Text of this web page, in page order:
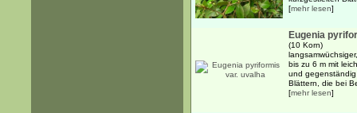
[mehr lesen]
Eugenia
(10 Korn)
bis zu 6 m mit
und
Blättern, die bei
[mehr lesen]